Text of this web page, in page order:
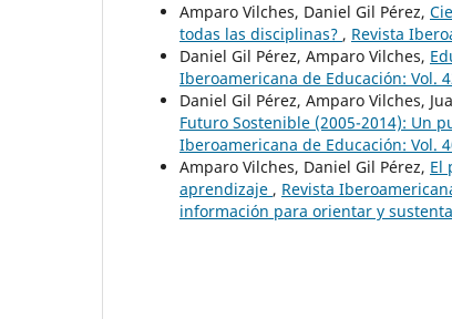
Amparo Vilches, Daniel Gil Pérez,
todas las disciplinas? , Revista
Daniel Gil Pérez, Amparo Vilches,
Iberoamericana de Educación: Vol.
Daniel Gil Pérez, Amparo Vilches,
Futuro Sostenible (2005-2014): Un
Iberoamericana de Educación: Vol.
Amparo Vilches, Daniel Gil Pérez, El
aprendizaje , Revista
información para orientar y